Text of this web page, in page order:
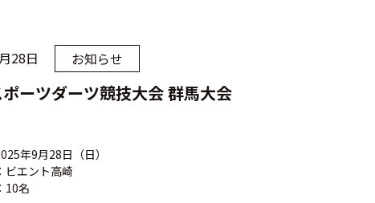
28日 お知らせ
ーツダーツ競技大会 群馬大会
年9月28日（日）
ビエント高崎
10名